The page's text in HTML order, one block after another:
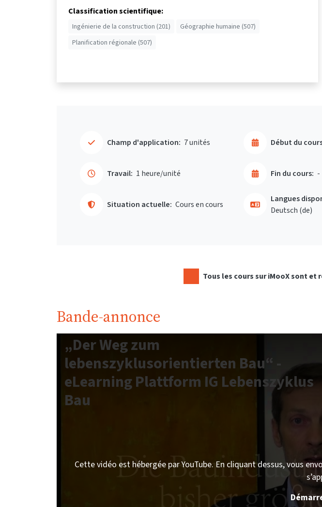
Classification scientifique:
Ingénierie de la construction (201)
Géographie humaine (507)
Planification régionale (507)
Champ d'application: 7 unités
Travail: 1 heure/unité
Début du
Fin du cours: -
Situation actuelle: Cours en cours
Langues
Deutsch ‎(de)‎
Tous les cours sur iMooX sont
Bande-annonce
„Der Weg zum
lebenszyklusorientierten Bau“ -
eLearning Plattform IG Lebenszyklus
Bau
Cette vidéo est hébergée par YouTube. En cliquant dessus, vous